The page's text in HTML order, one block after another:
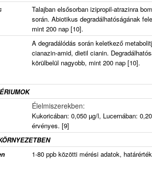
Talajban elsősorban izipropil-atrazinra
során. Abiotikus degradálhatóságának
mint 200 nap [10].
A degradálódás során keletkező
cianazin-amid, dietil cianin.
körülbelül nagyobb, mint 200 nap [10].
Élelmiszerekben:
Kukoricában: 0,050 µg/l, Lucernában:
érvényes. [9]
1-80 ppb közötti mérési adatok,